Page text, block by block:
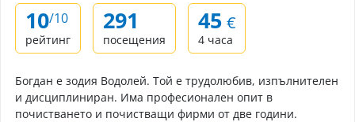
10/10
рейтинг
291
посещения
45 €
4 часа
Богдан е зодия Водолей. Той е трудолюбив, изпълнителен
и дисциплиниран. Има професионален опит в
почистването и почистващи фирми от две години.